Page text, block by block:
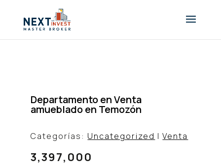
Departamento en Venta
amueblado en Temozón
Categorías: Uncategorized |Venta
3,397,000